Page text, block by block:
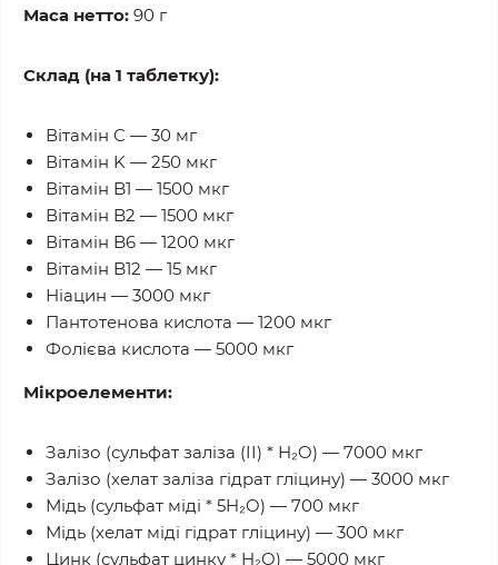
Маса нетто: 90 г
Склад (на 1 таблетку):
Вітамін C — 30 мг
Вітамін K — 250 мкг
Вітамін B1 — 1500 мкг
Вітамін B2 — 1500 мкг
Вітамін B6 — 1200 мкг
Вітамін B12 — 15 мкг
Ніацин — 3000 мкг
Пантотенова кислота — 1200 мкг
Фолієва кислота — 5000 мкг
Мікроелементи:
Залізо (сульфат заліза (II) * H₂O) — 7000 мкг
Залізо (хелат заліза гідрат гліцину) — 3000 мкг
Мідь (сульфат міді * 5H₂O) — 700 мкг
Мідь (хелат міді гідрат гліцину) — 300 мкг
Цинк (сульфат цинку * H₂O) — 5000 мкг